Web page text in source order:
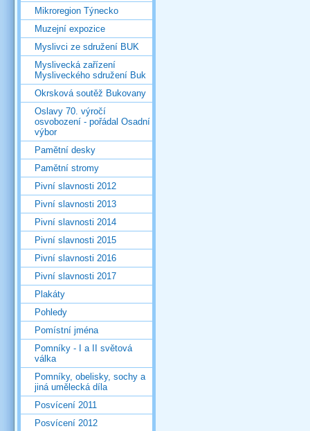
Mikroregion Týnecko
Muzejní expozice
Myslivci ze sdružení BUK
Myslivecká zařízení
Mysliveckého sdružení Buk
Okrsková soutěž Bukovany
Oslavy 70. výročí
osvobození - pořádal Osadní
výbor
Pamětní desky
Pamětní stromy
Pivní slavnosti 2012
Pivní slavnosti 2013
Pivní slavnosti 2014
Pivní slavnosti 2015
Pivní slavnosti 2016
Pivní slavnosti 2017
Plakáty
Pohledy
Pomístní jména
Pomníky - I a II světová
válka
Pomníky, obelisky, sochy a
jiná umělecká díla
Posvícení 2011
Posvícení 2012